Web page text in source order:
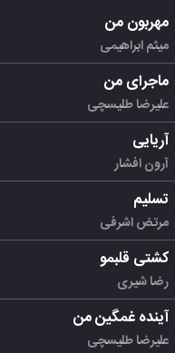
مهربون من
میثم ابراهیمی
ماجرای من
علیرضا طلیسچی
آریایی
آرون افشار
تسلیم
مرتض اشرفی
کشتی قلبمو
رضا شیری
آینده غمگین من
علیرضا طلیسچی